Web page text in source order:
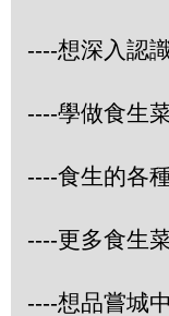
----想深入認
----學做食生
----食生的各
----更多食生
----想品嘗城